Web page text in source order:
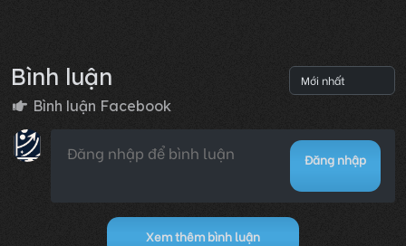
Bình luận
Bình luận Facebook
Đăng nhập
Xem thêm bình luận